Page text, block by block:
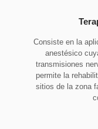
Consiste en la
anestésico
transmisiones
permite la
sitios de la zona